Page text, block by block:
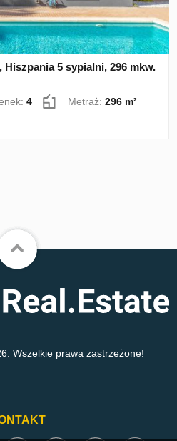
Hiszpania 5 sypialni, 296 mkw.
4 Metraż:296 m²
Wszelkie prawa zastrzeżone!